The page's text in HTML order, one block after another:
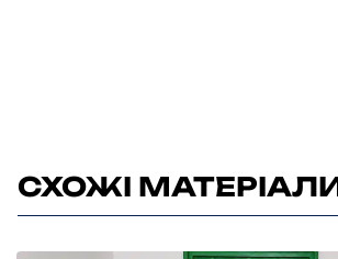
СХОЖІ